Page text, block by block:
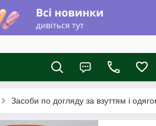
Засоби по догляду за взуттям і